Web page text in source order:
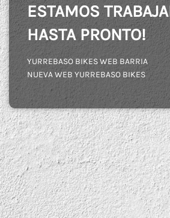
ESTAMOS
HASTA PRONTO!
YURREBASO BIKES WEB BARRIA
NUEVA WEB YURREBASO BIKES